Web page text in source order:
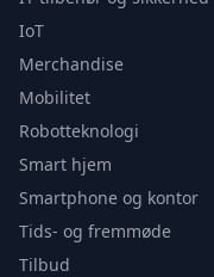
IoT
Merchandise
Mobilitet
Robotteknologi
Smart hjem
Smartphone og kontor
Tids- og fremmøde
Tilbud